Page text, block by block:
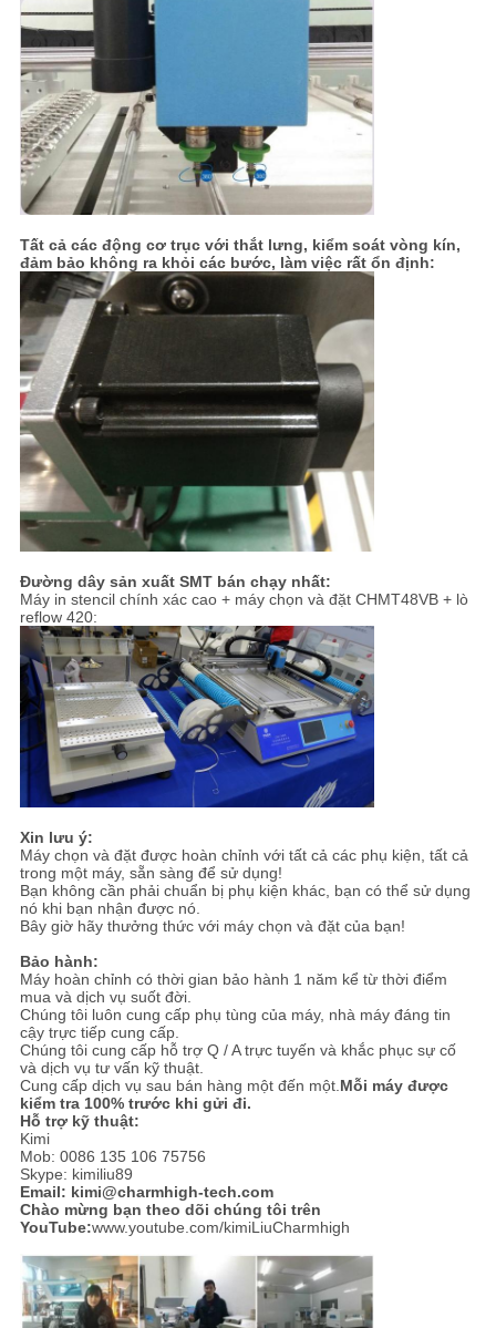
Tất cả các động cơ trục với thắt lưng, kiểm soát vòng kín,
đảm bảo không ra khỏi các bước, làm việc rất ổn định:
Đường dây sản xuất SMT bán chạy nhất:
Máy in stencil chính xác cao + máy chọn và đặt CHMT48VB + lò
reflow 420:
Xin lưu ý:
Máy chọn và đặt được hoàn chỉnh với tất cả các phụ kiện, tất cả
trong một máy, sẵn sàng để sử dụng!
Bạn không cần phải chuẩn bị phụ kiện khác, bạn có thể sử dụng
nó khi bạn nhận được nó.
Bây giờ hãy thưởng thức với máy chọn và đặt của bạn!
Bảo hành:
Máy hoàn chỉnh có thời gian bảo hành 1 năm kể từ thời điểm
mua và dịch vụ suốt đời.
Chúng tôi luôn cung cấp phụ tùng của máy, nhà máy đáng tin
cậy trực tiếp cung cấp.
Chúng tôi cung cấp hỗ trợ Q / A trực tuyến và khắc phục sự cố
và dịch vụ tư vấn kỹ thuật.
Cung cấp dịch vụ sau bán hàng một đến một. Mỗi máy được
kiểm tra 100% trước khi gửi đi.
Hỗ trợ kỹ thuật:
Kimi
Mob: 0086 135 106 75756
Skype: kimiliu89
Email: kimi@charmhigh-tech.com
Chào mừng bạn theo dõi chúng tôi trên
YouTube:www.youtube.com/kimiLiuCharmhigh